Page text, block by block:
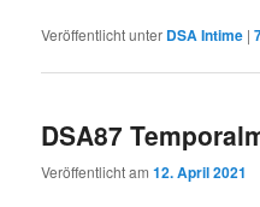
Veröffentlicht unter DSA Intime |
DSA87
Veröffentlicht am12. April 2021